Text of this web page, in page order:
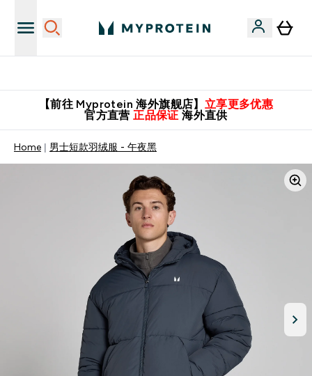
【前往 Myprotein 海外旗舰店】 立享更多优惠
官方直营 正品保证 海外直供
Home 男士短款羽绒服 - 午夜黑